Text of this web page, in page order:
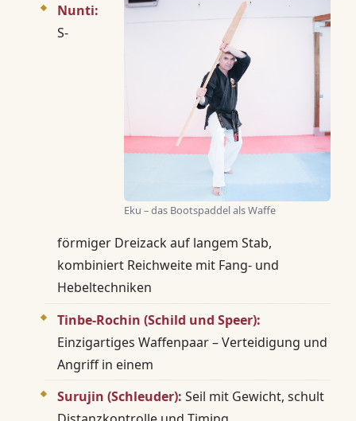
Eku – das Bootspaddel als Waffe
Nunti:
S-
förmiger Dreizack auf langem Stab,
kombiniert Reichweite mit Fang- und
Hebeltechniken
Tinbe-Rochin (Schild und Speer):
Einzigartiges Waffenpaar – Verteidigung und
Angriff in einem
Surujin (Schleuder): Seil mit Gewicht, schult